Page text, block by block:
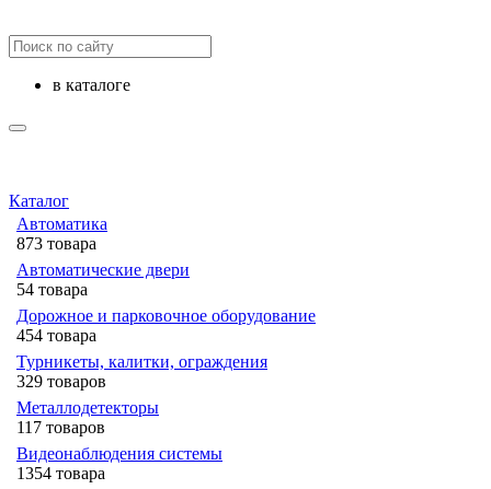
в каталоге
Каталог
Автоматика
873 товара
Автоматические двери
54 товара
Дорожное и парковочное оборудование
454 товара
Турникеты, калитки, ограждения
329 товаров
Металлодетекторы
117 товаров
Видеонаблюдения cистемы
1354 товара